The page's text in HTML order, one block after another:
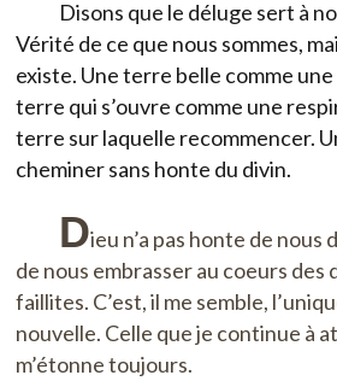
Disons que le déluge sert à
Vérité de ce que nous sommes,
existe. Une terre belle comme
terre qui s’ouvre comme une
terre sur laquelle recommencer.
cheminer sans honte du divin.
Dieu n’a pas honte de nous
de nous embrasser au coeurs des
faillites. C’est, il me semble,
nouvelle. Celle que je continue à
m’étonne toujours.